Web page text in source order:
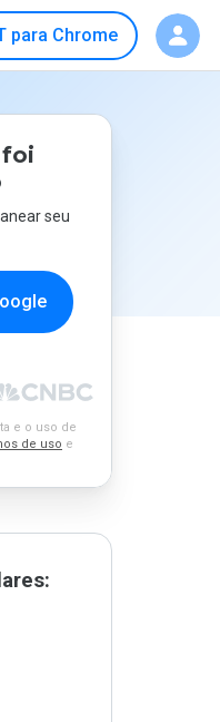
para Chrome
foi
seu
e o uso de
de uso e